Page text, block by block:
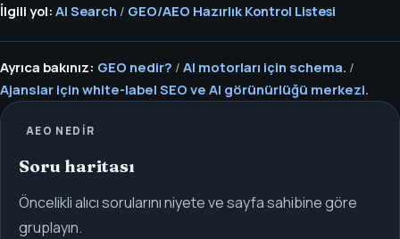
İlgili yol: AI Search / GEO/AEO Hazırlık Kontrol Listesi
Ayrıca bakınız: GEO nedir? / AI motorları için schema. /
Ajanslar için white-label SEO ve AI görünürlüğü merkezi.
AEO NEDIR
Soru haritası
Öncelikli alıcı sorularını niyete ve sayfa sahibine göre
gruplayın.